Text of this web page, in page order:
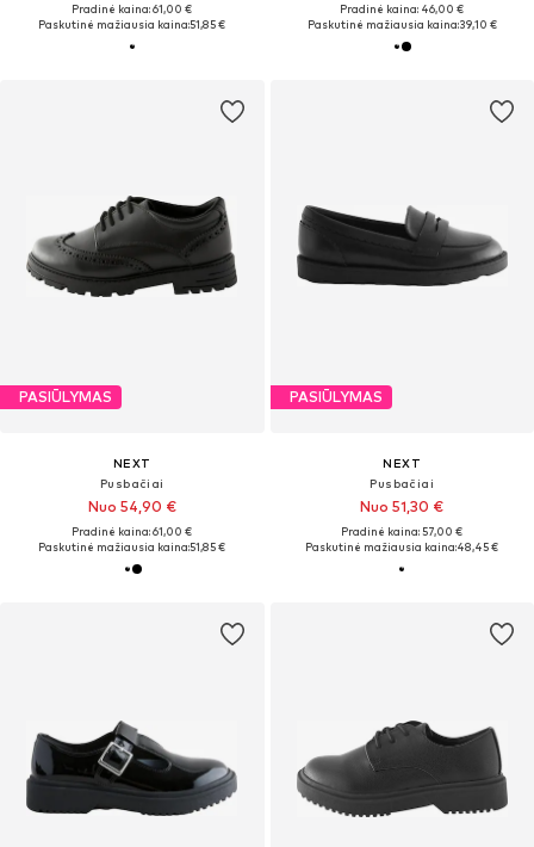
Pradinė kaina: 61,00 €
Paskutinė mažiausia kaina:51,85 €
Pradinė kaina: 46,00 €
Paskutinė mažiausia kaina:39,10 €
PASIŪLYMAS
NEXT
Pusbačiai
Nuo 54,90 €
Pradinė kaina: 61,00 €
Paskutinė mažiausia kaina:51,85 €
PASIŪLYMAS
NEXT
Pusbačiai
Nuo 51,30 €
Pradinė kaina: 57,00 €
Paskutinė mažiausia kaina:48,45 €